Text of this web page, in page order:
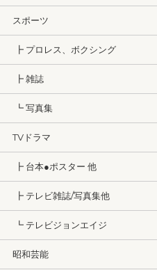
スポーツ
┣ プロレス、ボクシング
┣ 雑誌
┗ 写真集
TVドラマ
┣ 台本●ポスター 他
┣ テレビ雑誌/写真集他
┗ テレビジョンエイジ
昭和芸能